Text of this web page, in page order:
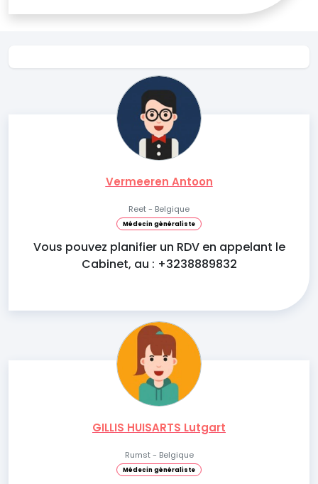
Vermeeren Antoon
Reet - Belgique
Médecin généraliste
Vous pouvez planifier un RDV en appelant le
Cabinet, au : +3238889832
GILLIS HUISARTS Lutgart
Rumst - Belgique
Médecin généraliste